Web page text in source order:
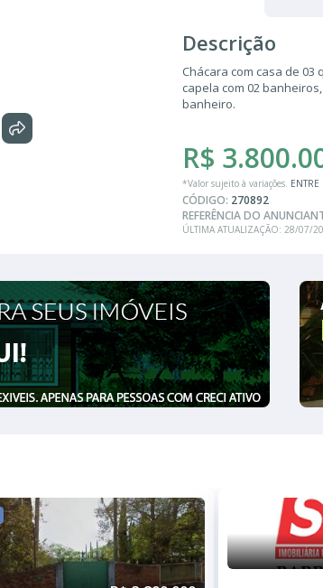
Descrição
Chácara com casa de
capela com 02
banheiro.
R$
*Valor sujeito à variações.
CÓDIGO: 270892
REFERÊNCIA DO
ÚLTIMA ATUALIZAÇÃO: 28/07/